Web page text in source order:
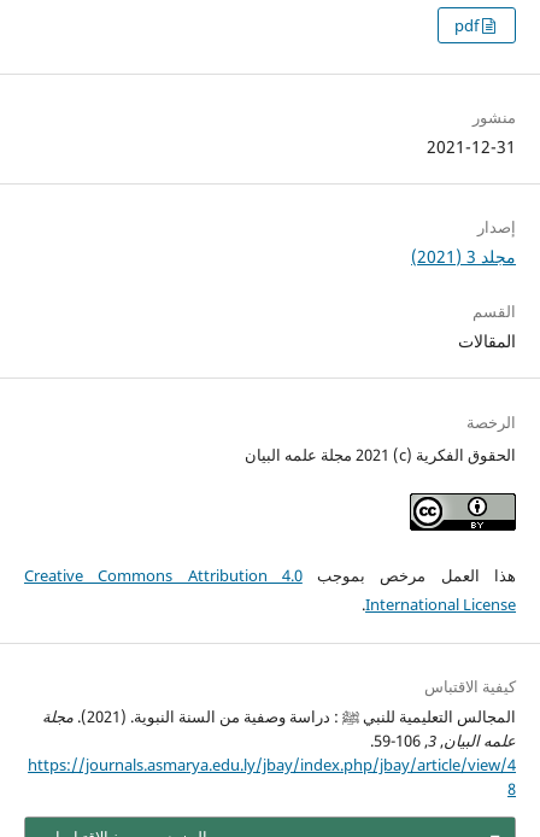
pdf
منشور
2021-12-31
إصدار
مجلد 3 (2021)
القسم
المقالات
الرخصة
الحقوق الفكرية (c) 2021 مجلة علمه البيان
هذا العمل مرخص بموجبCreative Commons Attribution 4.0
International License
.
كيفية الاقتباس
المجالس التعليمية للنبي ﷺ : دراسة وصفية من السنة النبوية. (2021).
مجلة
علمه البيان,
3
, 106-59.
https://journals.asmarya.edu.ly/jbay/index.php/jbay/article/view/4
8